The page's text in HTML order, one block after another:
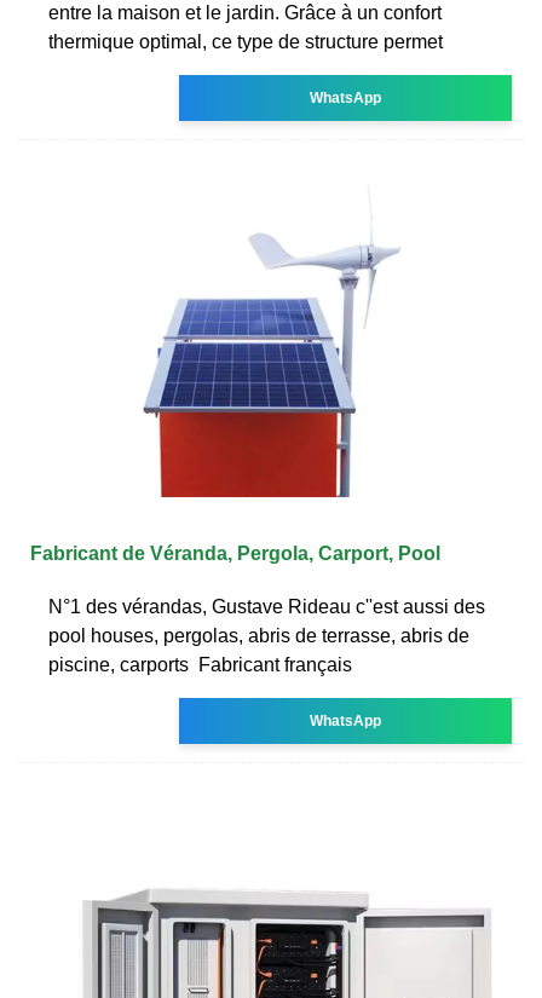
entre la maison et le jardin. Grâce à un confort
thermique optimal, ce type de structure permet
WhatsApp
Fabricant de Véranda, Pergola, Carport, Pool
N°1 des vérandas, Gustave Rideau c''est aussi des
pool houses, pergolas, abris de terrasse, abris de
piscine, carports ️ Fabricant français ️
WhatsApp